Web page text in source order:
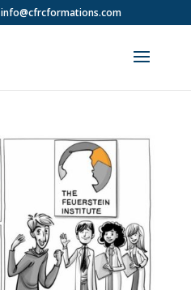
info@cfrcformations.com